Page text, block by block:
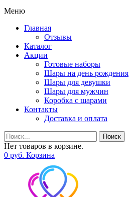
Меню
Главная
Отзывы
Каталог
Акции
Готовые наборы
Шары на день рождения
Шары для девушки
Шары для мужчин
Коробка с шарами
Контакты
Доставка и оплата
Поиск
Нет товаров в корзине.
0 руб. Корзина